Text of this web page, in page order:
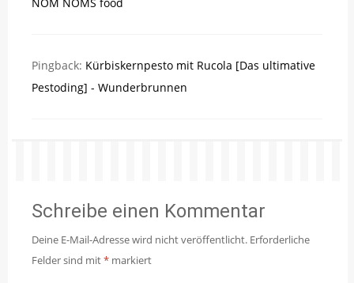
Pingback: Kürbiskernpesto mit Rucola [Das ultimative
Pestoding] - Wunderbrunnen
Schreibe einen Kommentar
Deine E-Mail-Adresse wird nicht veröffentlicht. Erforderliche
Felder sind mit* markiert